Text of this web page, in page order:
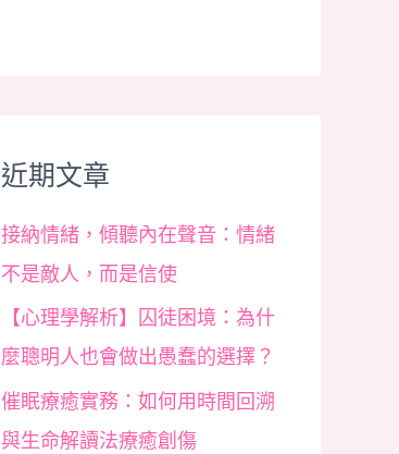
近期文章
接納情緒，傾聽內在聲音：情緒
不是敵人，而是信使
【心理學解析】囚徒困境：為什
麼聰明人也會做出愚蠢的選擇？
催眠療癒實務：如何用時間回溯
與生命解讀法療癒創傷